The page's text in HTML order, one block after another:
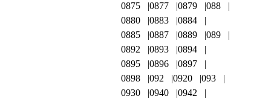
0875
0877 0879
088
0880
0883
0884
0885
0887 0889
089
0892
0893
0894
0895
0896
0897
0898
092 0920
093
0930
0940
0942